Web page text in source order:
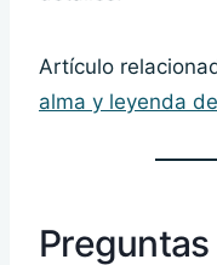
Artículo
alma y leyenda
Preguntas